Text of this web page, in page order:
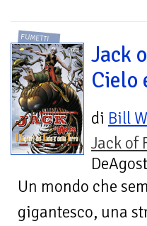
FUMETTI
Jack
Cielo
di Bill
Jack of
Un mondo che
gigantesco, una